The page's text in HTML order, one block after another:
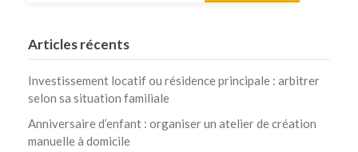
Articles récents
Investissement locatif ou résidence principale : arbitrer
selon sa situation familiale
Anniversaire d’enfant : organiser un atelier de création
manuelle à domicile